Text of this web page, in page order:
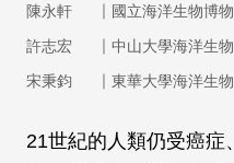
陳永軒 ｜ 國立海洋生物博
許志宏
｜ 中山大學海洋生
宋秉鈞
｜ 東華大學海洋生
21世紀的人類仍受癌症